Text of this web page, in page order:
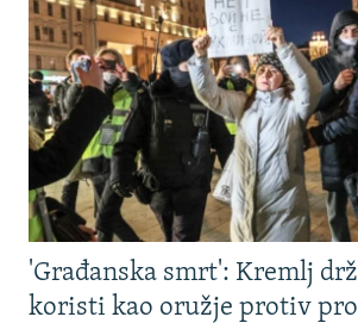
'Građanska smrt': Kremlj
koristi kao oružje protiv